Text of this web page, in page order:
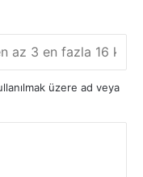
üzere ad veya